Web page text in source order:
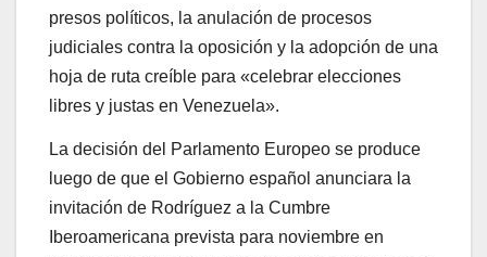
presos políticos, la anulación de procesos
judiciales contra la oposición y la adopción de una
hoja de ruta creíble para «celebrar elecciones
libres y justas en Venezuela».
La decisión del Parlamento Europeo se produce
luego de que el Gobierno español anunciara la
invitación de Rodríguez a la Cumbre
Iberoamericana prevista para noviembre en